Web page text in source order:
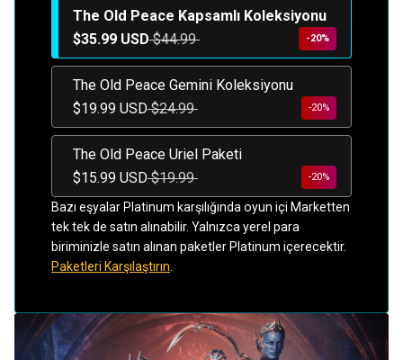
The Old Peace Kapsamlı Koleksiyonu
$35.99 USD $44.99 -20%
The Old Peace Gemini Koleksiyonu
$19.99 USD $24.99 -20%
The Old Peace Uriel Paketi
$15.99 USD $19.99 -20%
Bazı eşyalar Platinum karşılığında oyun içi Marketten
tek tek de satın alınabilir. Yalnızca yerel para
biriminizle satın alınan paketler Platinum içerecektir.
Paketleri Karşılaştırın.